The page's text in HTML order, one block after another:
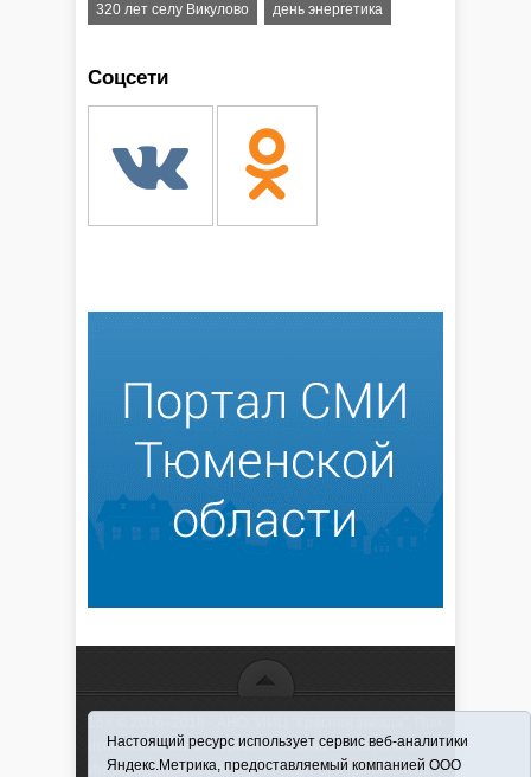
320 лет селу Викулово день энергетика
Соцсети
использовании материалов ссылка обязательна
Информационная лента выходит при финансовой
Настоящий ресурс использует сервис веб-аналитики
Яндекс.Метрика, предоставляемый компанией ООО